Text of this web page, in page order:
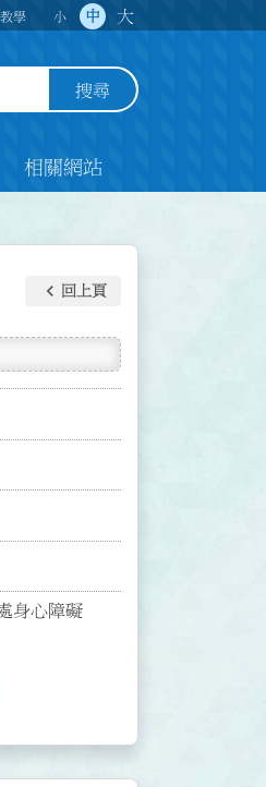
學 小 中 大
搜尋
相關網站
keyboard_arrow_left 回上頁
身心障礙